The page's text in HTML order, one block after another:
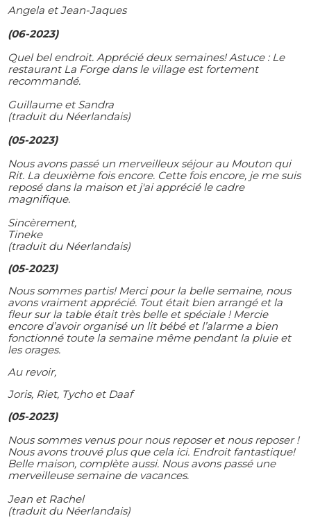
Angela et Jean-Jaques
(06-2023)
Quel bel endroit. Apprécié deux semaines! Astuce : Le
restaurant La Forge dans le village est fortement
recommandé.
Guillaume et Sandra
(traduit du Néerlandais)
(05-2023)
Nous avons passé un merveilleux séjour au Mouton qui
Rit. La deuxième fois encore. Cette fois encore, je me suis
reposé dans la maison et j'ai apprécié le cadre
magnifique.
Sincèrement,
Tineke
(traduit du Néerlandais)
(05-2023)
Nous sommes partis! Merci pour la belle semaine, nous
avons vraiment apprécié. Tout était bien arrangé et la
fleur sur la table était très belle et spéciale ! Mercie
encore d’avoir organisé un lit bébé et l’alarme a bien
fonctionné toute la semaine même pendant la pluie et
les orages.
Au revoir,
Joris, Riet, Tycho et Daaf
(05-2023)
Nous sommes venus pour nous reposer et nous reposer !
Nous avons trouvé plus que cela ici. Endroit fantastique!
Belle maison, complète aussi. Nous avons passé une
merveilleuse semaine de vacances.
Jean et Rachel
(traduit du Néerlandais)